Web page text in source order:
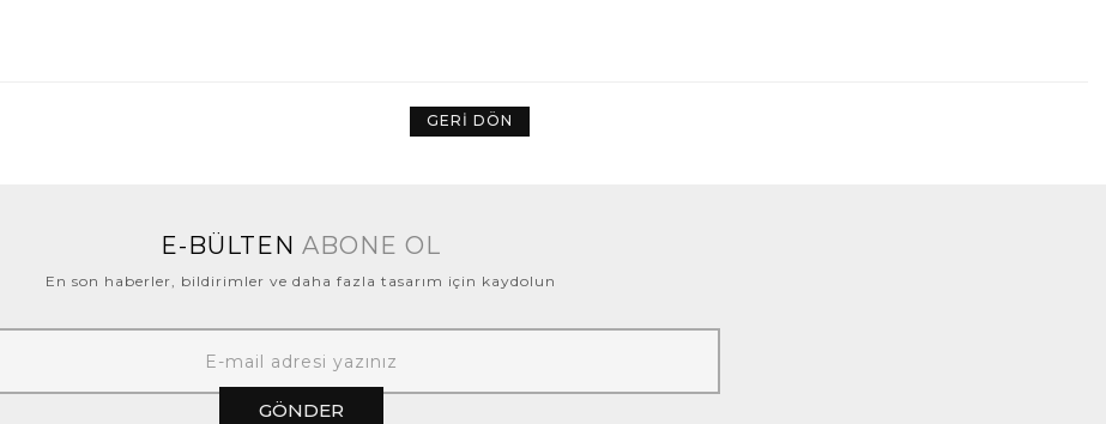
GERI DÖN
E-BÜLTEN ABONE OL
En son haberler, bildirimler ve daha fazla tasarım için kaydolun
GÖNDER